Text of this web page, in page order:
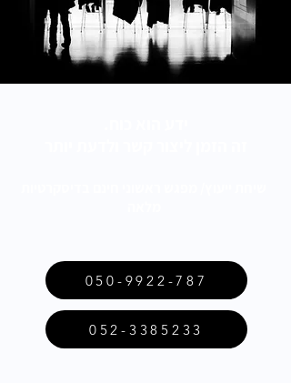
050-9922-787
052-3385233